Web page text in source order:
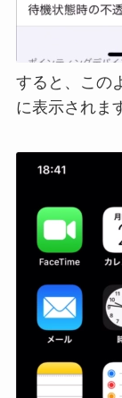
すると、この
に表示されま